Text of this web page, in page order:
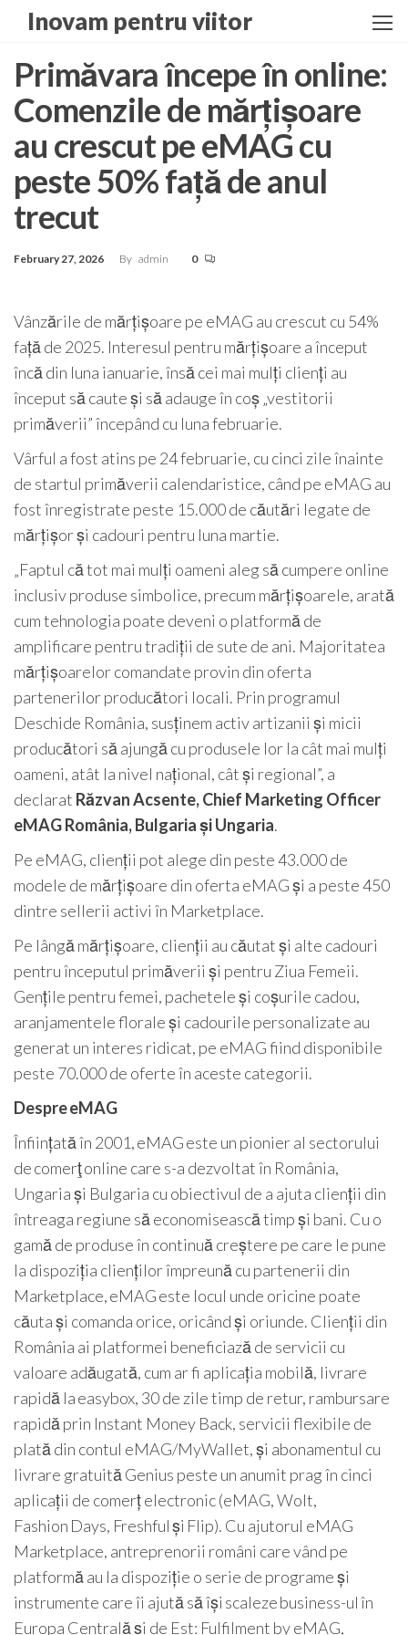
the
content
Inovam pentru viitor
Primăvara începe în online:
Comenzile de mărțișoare
au crescut pe eMAG cu
peste 50% față de anul
trecut
February 27, 2026 By admin 0
Vânzările de mărțișoare pe eMAG au crescut cu 54%
față de 2025. Interesul pentru mărțișoare a început
încă din luna ianuarie, însă cei mai mulți clienți au
început să caute și să adauge în coș „vestitorii
primăverii” începând cu luna februarie.
Vârful a fost atins pe 24 februarie, cu cinci zile înainte
de startul primăverii calendaristice, când pe eMAG au
fost înregistrate peste 15.000 de căutări legate de
mărțișor și cadouri pentru luna martie.
„Faptul că tot mai mulți oameni aleg să cumpere online
inclusiv produse simbolice, precum mărțișoarele, arată
cum tehnologia poate deveni o platformă de
amplificare pentru tradiții de sute de ani. Majoritatea
mărțișoarelor comandate provin din oferta
partenerilor producători locali. Prin programul
Deschide România, susținem activ artizanii și micii
producători să ajungă cu produsele lor la cât mai mulți
oameni, atât la nivel național, cât și regional”, a
declarat Răzvan Acsente, Chief Marketing Officer
eMAG România, Bulgaria și Ungaria.
Pe eMAG, clienții pot alege din peste 43.000 de
modele de mărțișoare din oferta eMAG și a peste 450
dintre sellerii activi în Marketplace.
Pe lângă mărțișoare, clienții au căutat și alte cadouri
pentru începutul primăverii și pentru Ziua Femeii.
Gențile pentru femei, pachetele și coșurile cadou,
aranjamentele florale și cadourile personalizate au
generat un interes ridicat, pe eMAG fiind disponibile
peste 70.000 de oferte în aceste categorii.
DespreeMAG
Înființată în 2001, eMAG este un pionier al sectorului
de comerţ online care s-a dezvoltat în România,
Ungaria și Bulgaria cu obiectivul de a ajuta clienții din
întreaga regiune să economisească timp și bani. Cu o
gamă de produse în continuă creștere pe care le pune
la dispoziția clienților împreună cu partenerii din
Marketplace, eMAG este locul unde oricine poate
căuta și comanda orice, oricând și oriunde. Clienții din
România ai platformei beneficiază de servicii cu
valoare adăugată, cum ar fi aplicația mobilă, livrare
rapidă la easybox, 30 de zile timp de retur, rambursare
rapidă prin Instant Money Back, servicii flexibile de
plată din contul eMAG/MyWallet, și abonamentul cu
livrare gratuită Genius peste un anumit prag în cinci
aplicații de comerț electronic (eMAG, Wolt,
Fashion Days, Freshful și Flip). Cu ajutorul eMAG
Marketplace, antreprenorii români care vând pe
platformă au la dispoziție o serie de programe și
instrumente care îi ajută să își scaleze business-ul în
Europa Centrală și de Est: Fulfilment by eMAG,